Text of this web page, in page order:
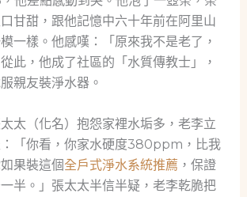
甘甜，跟他記憶中六十年前在阿里山
一樣。他感嘆：「原來我不是老了，
此，他成了社區的「水質傳教士」，
親友裝淨水器。
太（化名）抱怨家裡水垢多，老李立
「你看，你家水硬度380ppm，比我
果裝這個全戶式淨水系統推薦 ，保證
半。」張太太半信半疑，老李乾脆把